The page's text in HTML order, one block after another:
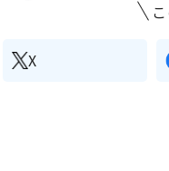
X